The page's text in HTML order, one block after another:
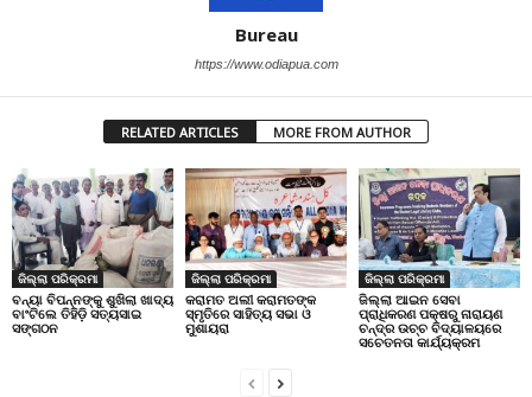
Bureau
https://www.odiapua.com
RELATED ARTICLES MORE FROM AUTHOR
ଜିଲ୍ଲା ପରିକ୍ରମା
ବନ୍ୟା ବିପନ୍ନଙ୍କୁ ଶୁଖିଲା ଖାଦ୍ୟ
ବାଂଟିଲେ ତିହିଡି଼ ସତ୍ୟସାଇ
ସଙ୍ଗଠନ
ଜିଲ୍ଲା ପରିକ୍ରମା
କରାମତ ଅଲୀ କରାମତଙ୍କ
ସ୍ମୃତିରେ ସାହିତ୍ୟ ସଭା ଓ
ମୁଶାୟରା
ଜିଲ୍ଲା ପରିକ୍ରମା
ଜିଲ୍ଲା ଆଇନ ସେବା
ପ୍ରାଧିକରଣ ପକ୍ଷରୁ ନାରାୟଣ
ଚନ୍ଦ୍ର ଉଚ୍ଚ ବିଦ୍ୟାଳୟରେ
ସଚେତନତା କାର୍ଯ୍ୟକ୍ରମ